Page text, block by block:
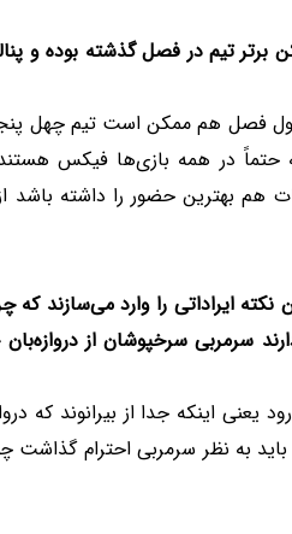
تیم در فصل گذشته بوده و
طول فصل هم ممکن است تیم چهل
در همه بازی‌ها فیکس
بهترین حضور را داشته باشد
ایراداتی را وارد می‌سازند که
سرمربی سرخپوشان از
اینکه جدا از بیرانوند که
به نظر سرمربی احترام گذاشت